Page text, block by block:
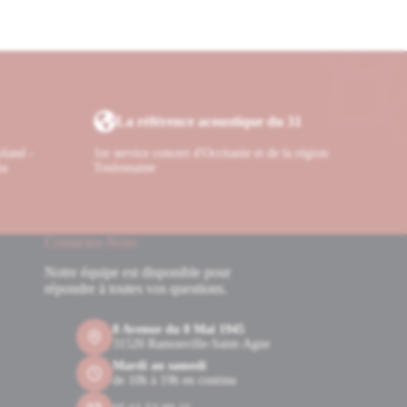
-
La référence acoustique du 31
1er service concert d'Occitanie et de la région
Toulousaine
Notre équipe est disponible pour
répondre à toutes vos questions.
8 Avenue du 8 Mai 1945
31520 Ramonville-Saint-Agne
Mardi au samedi
de 10h à 19h en continu